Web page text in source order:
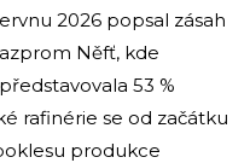
2026 popsal zásah
Něfť, kde
53 %
rafinérie se od začátku
produkce